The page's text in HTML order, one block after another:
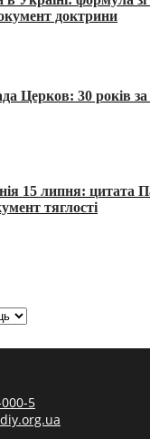
доктрини
Церков: 30 років
15 липня: цитата
тяглості
5